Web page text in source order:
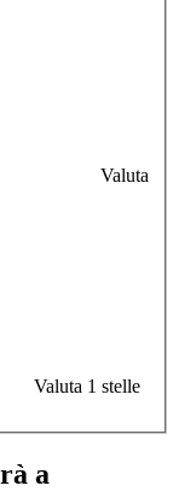
Valuta
Valuta 1 stelle
a